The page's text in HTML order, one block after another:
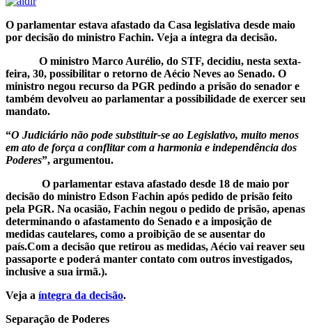
O parlamentar estava afastado da Casa legislativa desde maio
por decisão do ministro Fachin. Veja a íntegra da decisão.
O ministro Marco Aurélio, do STF, decidiu, nesta sexta-
feira, 30, possibilitar o retorno de Aécio Neves ao Senado. O
ministro negou recurso da PGR pedindo a prisão do senador e
também devolveu ao parlamentar a possibilidade de exercer seu
mandato.
“O Judiciário não pode substituir-se ao Legislativo, muito menos
em ato de força a conflitar com a harmonia e independência dos
Poderes”, argumentou.
O parlamentar estava afastado desde 18 de maio por
decisão do ministro Edson Fachin após pedido de prisão feito
pela PGR. Na ocasião, Fachin negou o pedido de prisão, apenas
determinando o afastamento do Senado e a imposição de
medidas cautelares, como a proibição de se ausentar do
país.Com a decisão que retirou as medidas, Aécio vai reaver seu
passaporte e poderá manter contato com outros investigados,
inclusive a sua irmã.).
Veja a íntegra da decisão.
Separação de Poderes